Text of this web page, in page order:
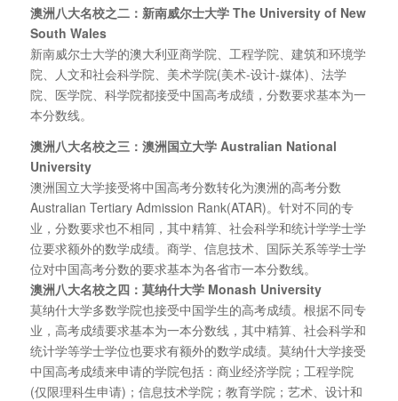
澳洲八大名校之二：新南威尔士大学 The University of New
South Wales
新南威尔士大学的澳大利亚商学院、工程学院、建筑和环境学
院、人文和社会科学院、美术学院(美术-设计-媒体)、法学
院、医学院、科学院都接受中国高考成绩，分数要求基本为一
本分数线。
澳洲八大名校之三：澳洲国立大学 Australian National
University
澳洲国立大学接受将中国高考分数转化为澳洲的高考分数
Australian Tertiary Admission Rank(ATAR)。针对不同的专
业，分数要求也不相同，其中精算、社会科学和统计学学士学
位要求额外的数学成绩。商学、信息技术、国际关系等学士学
位对中国高考分数的要求基本为各省市一本分数线。
澳洲八大名校之四：莫纳什大学 Monash University
莫纳什大学多数学院也接受中国学生的高考成绩。根据不同专
业，高考成绩要求基本为一本分数线，其中精算、社会科学和
统计学等学士学位也要求有额外的数学成绩。莫纳什大学接受
中国高考成绩来申请的学院包括：商业经济学院；工程学院
(仅限理科生申请)；信息技术学院；教育学院；艺术、设计和